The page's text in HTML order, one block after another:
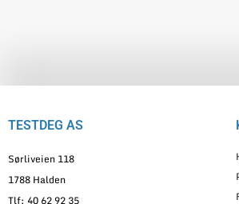
TESTDEG AS
Sørliveien 118
1788 Halden
Tlf: 40 62 92 35